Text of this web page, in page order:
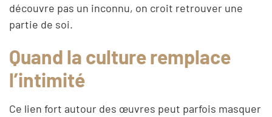
découvre pas un inconnu, on croit retrouver une
partie de soi.
Quand la culture remplace
l’intimité
Ce lien fort autour des œuvres peut parfois masquer